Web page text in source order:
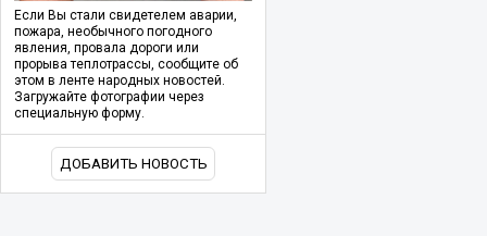
Если Вы стали свидетелем аварии,
пожара, необычного погодного
явления, провала дороги или
прорыва теплотрассы, сообщите об
этом в ленте народных новостей.
Загружайте фотографии через
специальную форму.
ДОБАВИТЬ НОВОСТЬ